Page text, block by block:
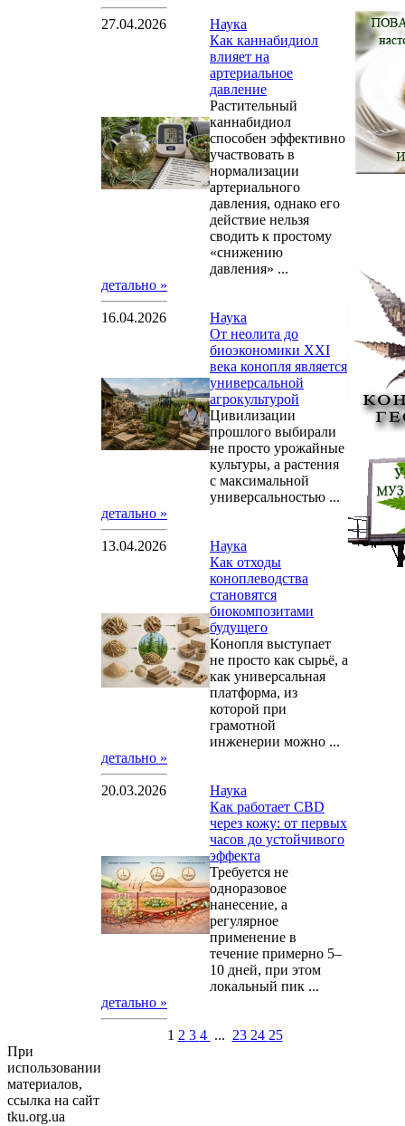
27.04.2026
Наука
Как каннабидиол
влияет на
артериальное
давление
Растительный
каннабидиол
способен эффективно
участвовать в
нормализации
артериального
давления, однако его
действие нельзя
сводить к простому
«снижению
давления» ...
детально »
16.04.2026
Наука
От неолита до
биoэкономики XXI
века конопля является
универсальной
агрокультурой
Цивилизации
прошлого выбирали
не просто урожайные
культуры, а растения
с максимальной
универсальностью ...
детально »
13.04.2026
Наука
Как отходы
коноплеводства
становятся
биокомпозитами
будущего
Конопля выступает
не просто как сырьё, а
как универсальная
платформа, из
которой при
грамотной
инженерии можно ...
детально »
20.03.2026
Наука
Как работает CBD
через кожу: от первых
часов до устойчивого
эффекта
Требуется не
одноразовое
нанесение, а
регулярное
применение в
течение примерно 5–
10 дней, при этом
локальный пик ...
детально »
1 2 3 4 ... 23 24 25
При
использовании
материалов,
ссылка на сайт
tku.org.ua